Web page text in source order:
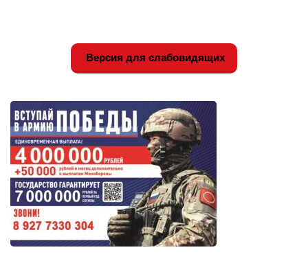
Версия для слабовидящих